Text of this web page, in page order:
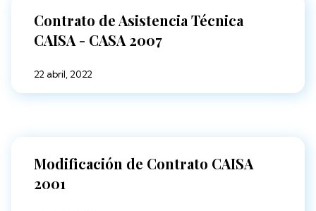
Contrato de Asistencia Técnica
CAISA - CASA 2007
22 abril, 2022
Modificación de Contrato CAISA
2001